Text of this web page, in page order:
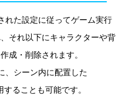
れた設定に従ってゲーム実行
それ以下にキャラクターや背
成・削除されます。
、シーン内に配置した
ることも可能です。